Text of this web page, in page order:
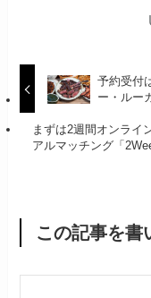
予約受付
ー・ルー
まずは2週間オンライ
アルマッチング「
この記事を書